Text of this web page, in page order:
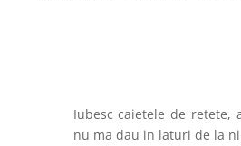
Iubesc caietele de retete,
nu ma dau in laturi de la